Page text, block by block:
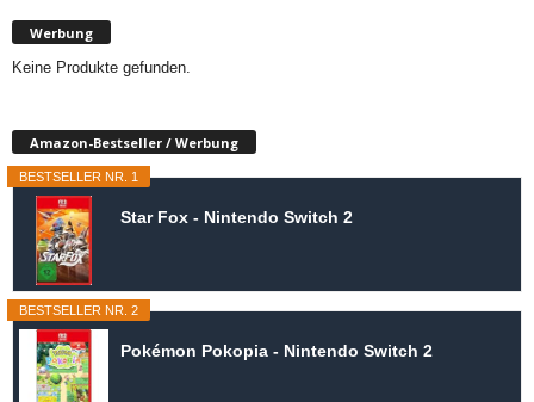
Werbung
Keine Produkte gefunden.
Amazon-Bestseller / Werbung
BESTSELLER NR. 1
Star Fox - Nintendo Switch 2
BESTSELLER NR. 2
Pokémon Pokopia - Nintendo Switch 2